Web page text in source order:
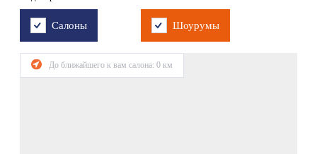
Салоны Шоурумы
До ближайшего к вам салона: 0 км